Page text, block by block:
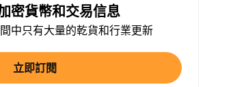
5)
人交易量
密貨幣和交易信息
中只有大量的乾貨和行業更新
立即訂閱